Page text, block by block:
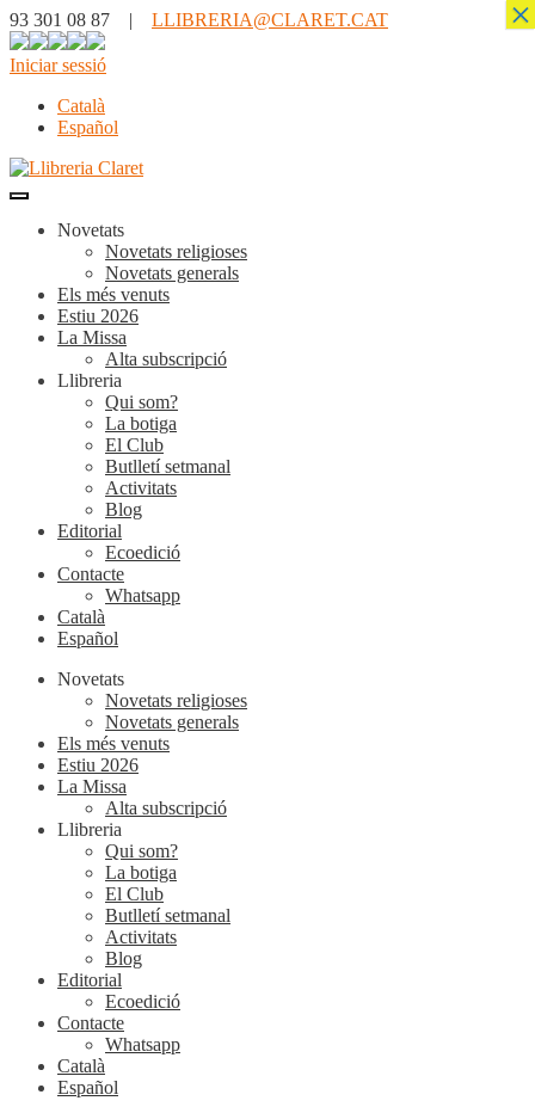
93 301 08 87 | LLIBRERIA@CLARET.CAT
Iniciar sessió
Català
Español
Novetats
Novetats religioses
Novetats generals
Els més venuts
Estiu 2026
La Missa
Alta subscripció
Llibreria
Qui som?
La botiga
El Club
Butlletí setmanal
Activitats
Blog
Editorial
Ecoedició
Contacte
Whatsapp
Català
Español
Novetats
Novetats religioses
Novetats generals
Els més venuts
Estiu 2026
La Missa
Alta subscripció
Llibreria
Qui som?
La botiga
El Club
Butlletí setmanal
Activitats
Blog
Editorial
Ecoedició
Contacte
Whatsapp
Català
Español
×